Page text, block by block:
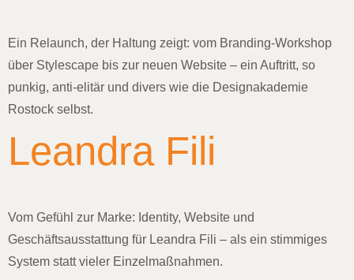
Ein Relaunch, der Haltung zeigt: vom Branding-Workshop
über Stylescape bis zur neuen Website – ein Auftritt, so
punkig, anti-elitär und divers wie die Designakademie
Rostock selbst.
Leandra Fili
Vom Gefühl zur Marke: Identity, Website und
Geschäftsausstattung für Leandra Fili – als ein stimmiges
System statt vieler Einzelmaßnahmen.